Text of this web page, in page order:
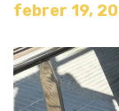
febrer 19,